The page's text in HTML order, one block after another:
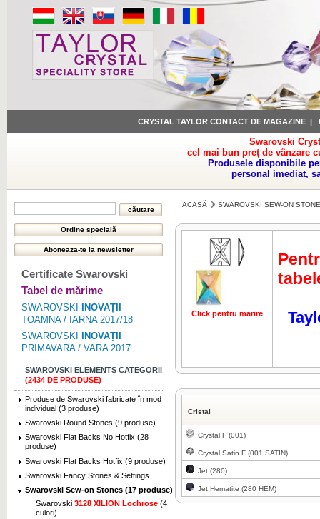
CRYSTAL TAYLOR CONTACT DE MAGAZINE |
Swarovski
cel mai bun preț de vânzare
Produsele disponibile
personal imediat,
Certificate Swarovski
Tabel de mărime
SWAROVSKI
INOVAȚII
TOAMNA / IARNA 2017/18
SWAROVSKI
INOVAȚII
PRIMAVARA / VARA 2017
SWAROVSKI ELEMENTS CATEGORII
(2434 DE PRODUSE)
Produse de Swarovski fabricate în mod
individual (3 produse)
Swarovski Round Stones (9 produse)
Swarovski Flat Backs No Hotfix (28
produse)
Swarovski Flat Backs Hotfix (9 produse)
Swarovski Fancy Stones & Settings
Swarovski Sew-on Stones (17 produse)
Swarovski 3128 XILION Lochrose (4
culori)
ACASĂ SWAROVSKI SEW-ON
Click pentru marire Click pentru
Cristal
Crystal F (001)
Crystal Satin F (001 SATIN)
Jet (280)
Jet Hematite (280 HEM)